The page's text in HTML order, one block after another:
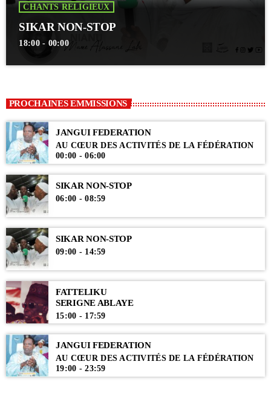
CHANTS RELIGIEUX
SIKAR NON-STOP
18:00 - 00:00
PROCHAINES EMMISSIONS
JANGUI FEDERATION
AU CŒUR DES ACTIVITÉS DE LA FÉDÉRATION
00:00 - 06:00
SIKAR NON-STOP
06:00 - 08:59
SIKAR NON-STOP
09:00 - 14:59
FATTELIKU
SERIGNE ABLAYE
15:00 - 17:59
JANGUI FEDERATION
AU CŒUR DES ACTIVITÉS DE LA FÉDÉRATION
19:00 - 23:59